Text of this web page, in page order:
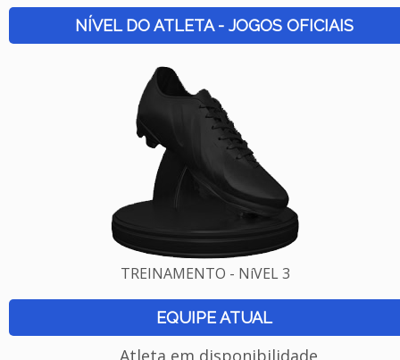
NÍVEL DO ATLETA - JOGOS OFICIAIS
TREINAMENTO - NíVEL 3
EQUIPE ATUAL
Atleta em disponibilidade